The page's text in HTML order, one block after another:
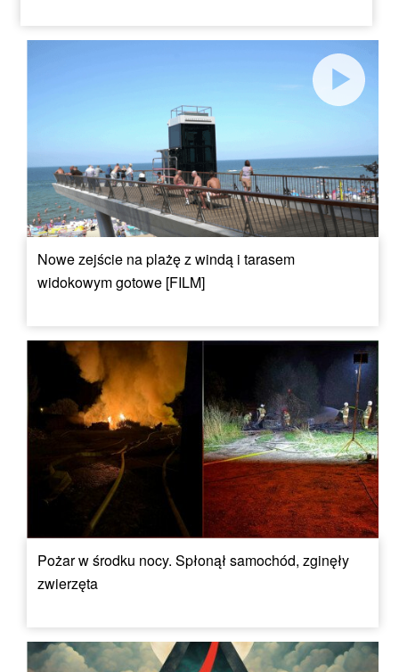
Nowe zejście na plażę z windą i tarasem
widokowym gotowe [FILM]
Pożar w środku nocy. Spłonął samochód, zginęły
zwierzęta